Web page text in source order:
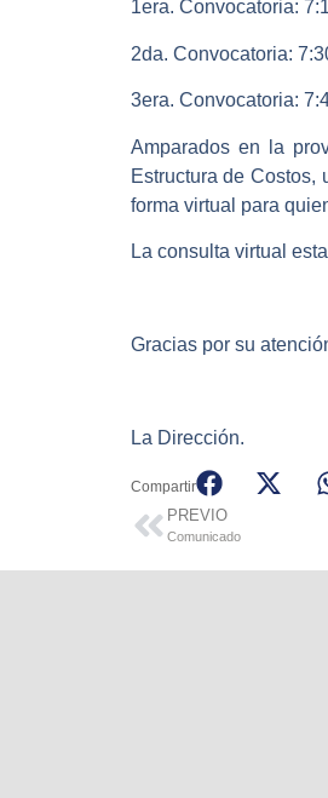
1era. Convocatoria:
2da. Convocatoria:
3era. Convocatoria:
Amparados en la
Estructura de
forma virtual para
La consulta virtual
Gracias por su
La Dirección.
Compartir
PREVIO
Comunicado